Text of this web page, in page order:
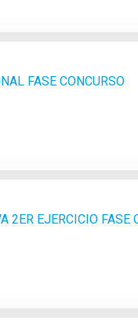
FASE CONCURSO
2ER EJERCICIO FASE